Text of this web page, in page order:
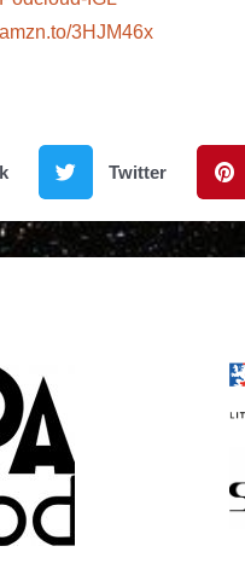
amzn.to/3HJM46x
Twitter